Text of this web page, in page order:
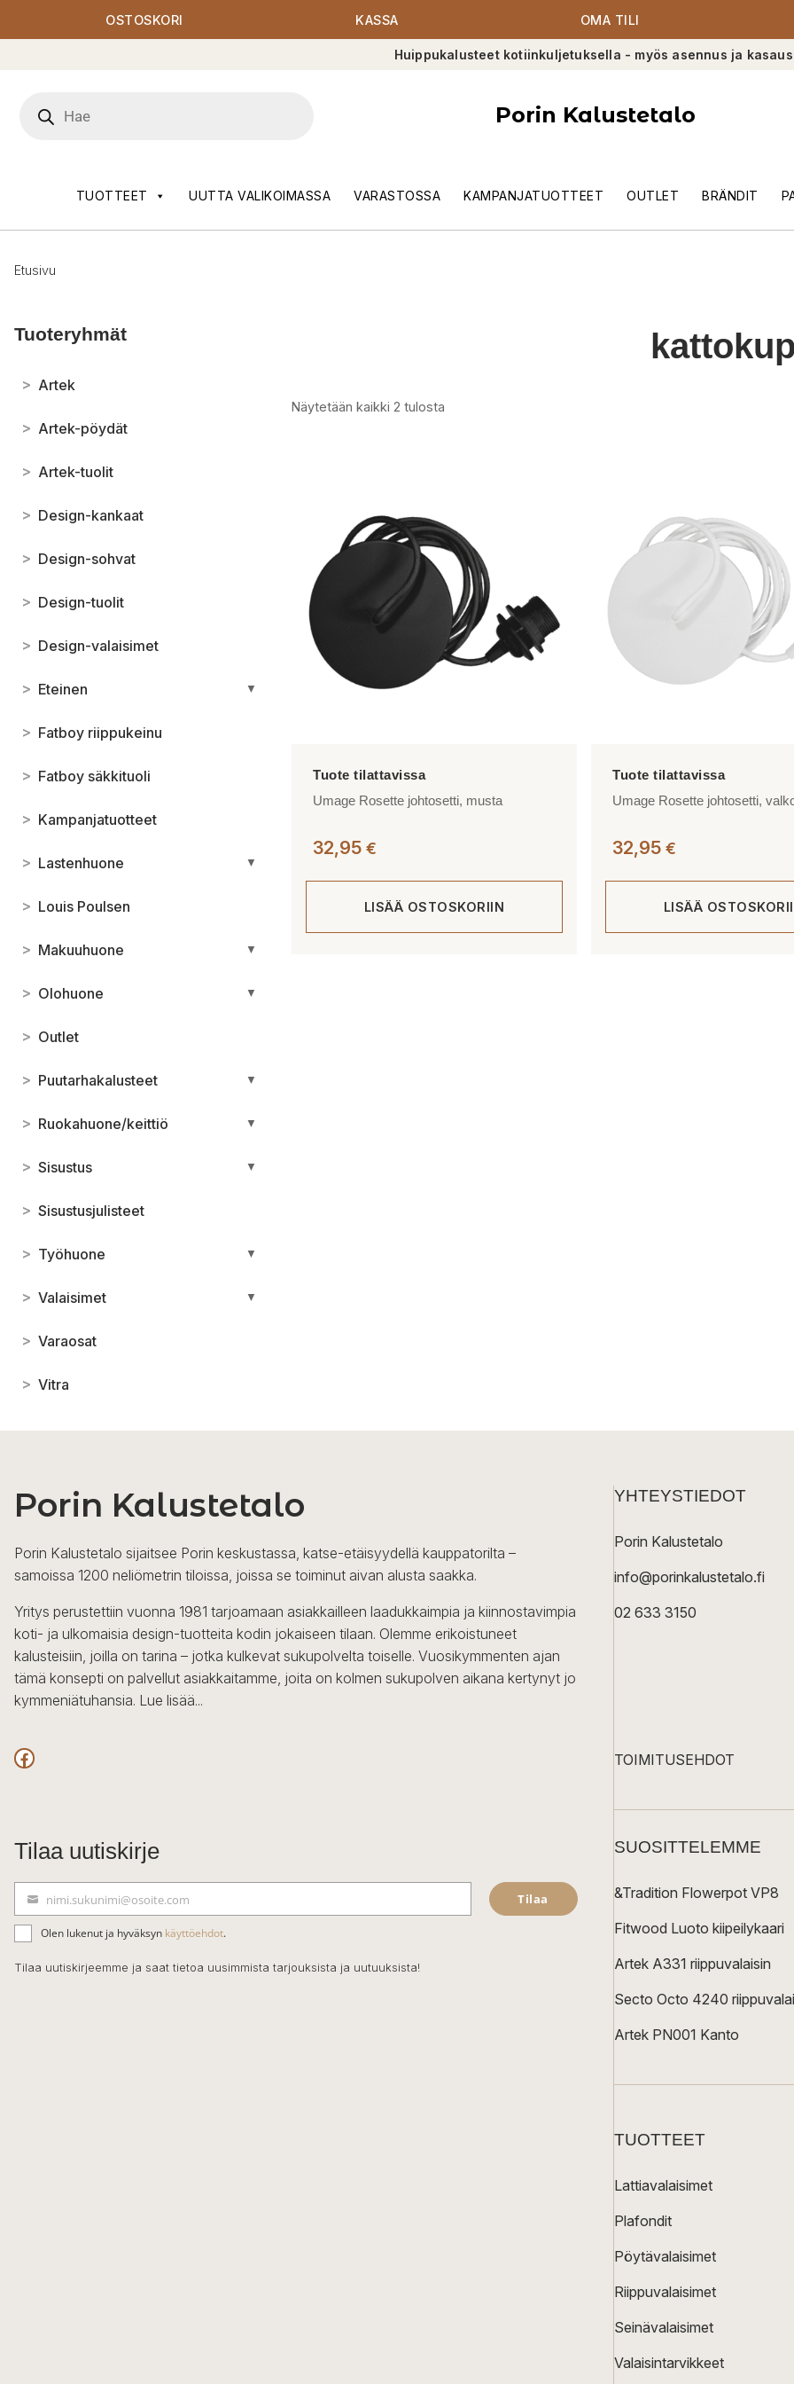
OSTOSKORI KASSA OMA TILI
Huippukalusteet kotiinkuljetuksella - myös asennus ja
search
Porin Kalustetalo
TUOTTEET UUTTA VALIKOIMASSA VARASTOSSA KAMPANJATUOTTEET OUTLET BRÄNDIT
Etusivu
Tuoteryhmät
> Artek
> Artek-pöydät
> Artek-tuolit
> Design-kankaat
> Design-sohvat
> Design-tuolit
> Design-valaisimet
> Eteinen ▼
> Fatboy riippukeinu
> Fatboy säkkituoli
> Kampanjatuotteet
> Lastenhuone ▼
> Louis Poulsen
> Makuuhuone ▼
> Olohuone ▼
> Outlet
> Puutarhakalusteet ▼
> Ruokahuone/keittiö ▼
> Sisustus ▼
> Sisustusjulisteet
> Työhuone ▼
> Valaisimet ▼
> Varaosat
> Vitra
Näytetään kaikki 2 tulosta
Umage Rosette johtosetti, musta
32,95 €
LISÄÄ OSTOSKORIIN
Umage Rosette johtosetti,
32,95 €
LISÄÄ
Porin Kalustetalo
Porin Kalustetalo sijaitsee Porin keskustassa, katse-etäisyydellä kauppatorilta –
samoissa 1200 neliömetrin tiloissa, joissa se toiminut aivan alusta saakka.
Yritys perustettiin vuonna 1981 tarjoamaan asiakkailleen laadukkaimpia ja kiinnostavimpia
koti- ja ulkomaisia design-tuotteita kodin jokaiseen tilaan. Olemme erikoistuneet
kalusteisiin, joilla on tarina – jotka kulkevat sukupolvelta toiselle. Vuosikymmenten ajan
tämä konsepti on palvellut asiakkaitamme, joita on kolmen sukupolven aikana kertynyt jo
kymmeniätuhansia. Lue lisää...
Facebook
Tilaa uutiskirje
ä
h
k
nimi.sukunimi@osoite.com Tilaa
Olen lukenut ja hyväksyn käyttöehdot.
Tilaa uutiskirjeemme ja saat tietoa uusimmista tarjouksista ja uutuuksista!
YHTEYSTIEDOT
Porin Kalustetalo
info@porinkalustetalo.fi
02 633 3150
TOIMITUSEHDOT
SUOSITTELEMME
&Tradition Flowerpot VP8
Fitwood Luoto kiipeilykaari
Artek A331 riippuvalaisin
Secto Octo 4240
Artek PN001 Kanto
TUOTTEET
Lattiavalaisimet
Plafondit
Pöytävalaisimet
Riippuvalaisimet
Seinävalaisimet
Valaisintarvikkeet